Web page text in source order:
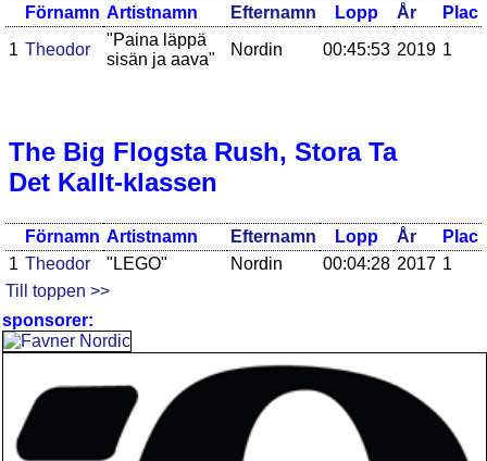
Förnamn Artistnamn Efternamn Lopp År
Plac
1 Theodor
"Paina läppä
sisän ja aava"
Nordin 00:45:53 2019 1
The Big Flogsta Rush, Stora Ta
Det Kallt-klassen
Förnamn Artistnamn Efternamn Lopp År
Plac
1 Theodor "LEGO" Nordin 00:04:28 2017 1
Till toppen >>
sponsorer: